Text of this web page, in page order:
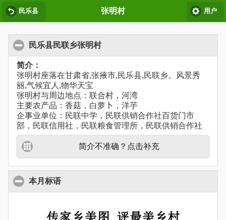
民乐县 张明村 用户
民乐县民联乡张明村
简介：
张明村座落在甘肃省,张掖市,民乐县,民联乡。风景秀
丽,气候宜人,物华天宝
张明村与周边地点：联合村，河湾
主要农产品：香菇，白萝卜，洋芋
企事业单位：民联中学，民联供销合作社百货门市
部，民联信用社，民联粮食管理所，民联供销合作社
简介不准确？点击补充
本月标语